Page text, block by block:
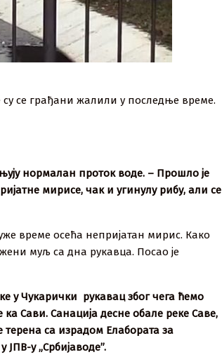
се грађани жалили у последње време.
нормалан проток воде. – Прошло је
мирисе, чак и угинулу рибу, али се
време осећа непријатан мирис. Како
муљ са дна рукавца. Посао је
у Чукарички рукавац због чега ћемо
Сави. Санација десне обале реке Саве,
са израдом Елабората за
у „Србијаводе”.